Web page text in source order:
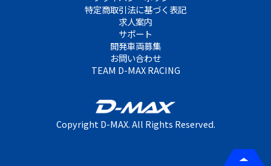
特定商取引法に基づく表記
求人案内
サポート
開発車両募集
お問い合わせ
TEAM D-MAX RACING
Copyright D-MAX. All Rights Reserved.